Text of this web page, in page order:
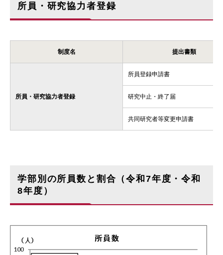
所員・研究協力者登録
制度名 提出書類
所員・研究協力者登録
所員登録申請書
研究中止・終了届
共同研究者等変更申請書
学部別の所員数と割合（令和7年度・令和
8年度）